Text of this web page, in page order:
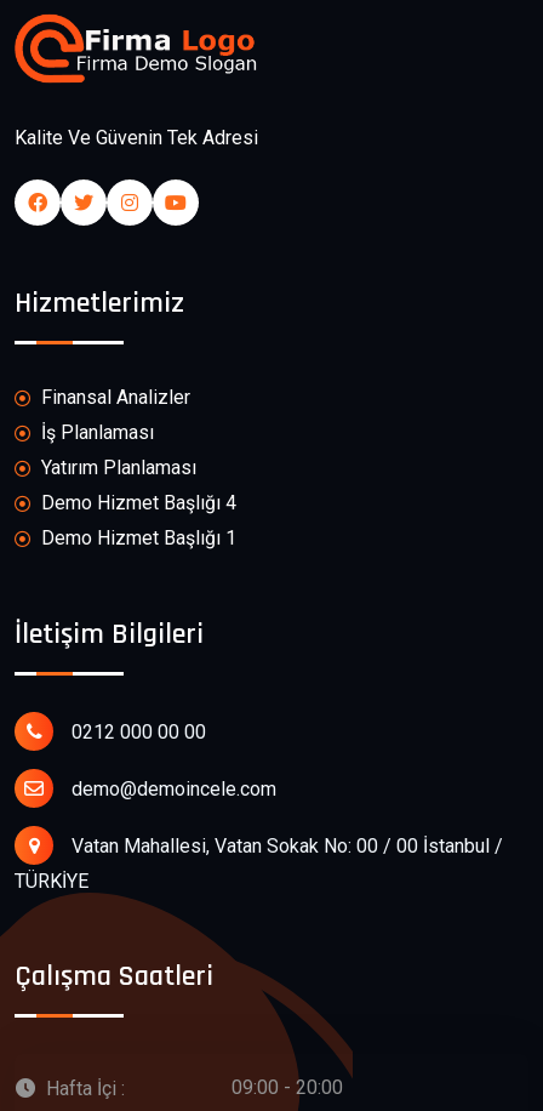
Kalite Ve Güvenin Tek Adresi
Hizmetlerimiz
Finansal Analizler
İş Planlaması
Yatırım Planlaması
Demo Hizmet Başlığı 4
Demo Hizmet Başlığı 1
İletişim Bilgileri
0212 000 00 00
demo@demoincele.com
Vatan Mahallesi, Vatan Sokak No: 00 / 00 İstanbul /
TÜRKİYE
Çalışma Saatleri
Hafta İçi : 09:00 - 20:00